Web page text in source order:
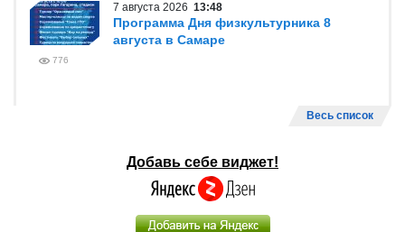
7 августа 2026 13:48
Программа Дня физкультурника 8
августа в Самаре
776
Весь список
Добавь себе виджет!